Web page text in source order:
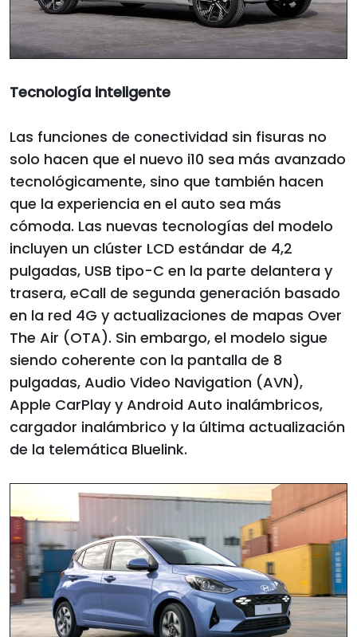
Tecnología inteligente
Las funciones de conectividad sin fisuras no
solo hacen que el nuevo i10 sea más avanzado
tecnológicamente, sino que también hacen
que la experiencia en el auto sea más
cómoda. Las nuevas tecnologías del modelo
incluyen un clúster LCD estándar de 4,2
pulgadas, USB tipo-C en la parte delantera y
trasera, eCall de segunda generación basado
en la red 4G y actualizaciones de mapas Over
The Air (OTA). Sin embargo, el modelo sigue
siendo coherente con la pantalla de 8
pulgadas, Audio Video Navigation (AVN),
Apple CarPlay y Android Auto inalámbricos,
cargador inalámbrico y la última actualización
de la telemática Bluelink.